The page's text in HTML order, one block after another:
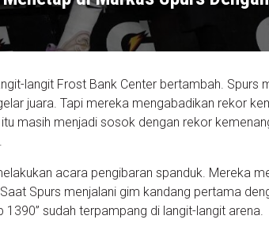
langit Frost Bank Center bertambah. Spurs
juara. Tapi mereka mengabadikan rekor
masih menjadi sosok dengan rekor
acara pengibaran spanduk. Mereka
Saat Spurs menjalani gim kandang pertama
1390” sudah terpampang di langit-langit arena.